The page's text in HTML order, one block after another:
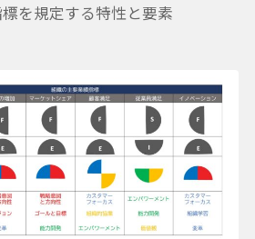
を規定する特性と要素